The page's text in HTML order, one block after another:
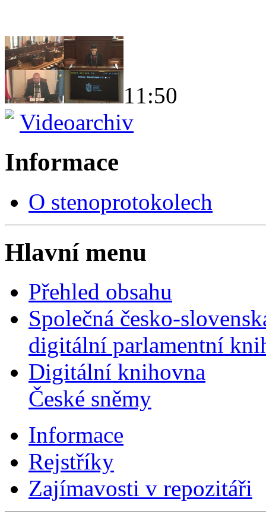
11:50
Videoarchiv
Informace
O stenoprotokolech
Hlavní menu
Přehled obsahu
Společná česko-
digitální parlamentní
Digitální knihovna
České sněmy
Informace
Rejstříky
Zajímavosti v repozitáři